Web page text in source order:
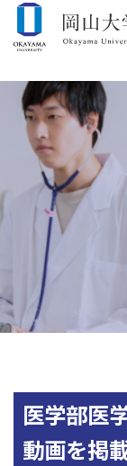
医学部医
動画を掲